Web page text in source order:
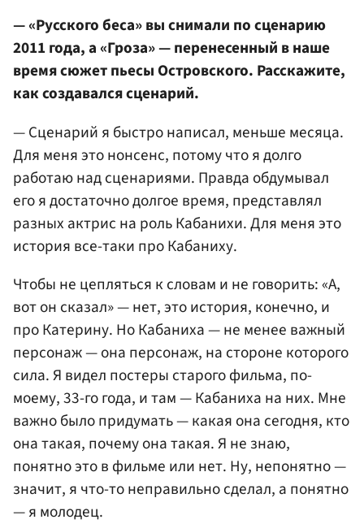
— «Русского беса» вы снимали по сценарию
2011 года, а «Гроза» — перенесенный в наше
время сюжет пьесы Островского. Расскажите,
как создавался сценарий.
— Сценарий я быстро написал, меньше месяца.
Для меня это нонсенс, потому что я долго
работаю над сценариями. Правда обдумывал
его я достаточно долгое время, представлял
разных актрис на роль Кабанихи. Для меня это
история все-таки про Кабаниху.
Чтобы не цепляться к словам и не говорить: «А,
вот он сказал» — нет, это история, конечно, и
про Катерину. Но Кабаниха — не менее важный
персонаж — она персонаж, на стороне которого
сила. Я видел постеры старого фильма, по-
моему, 33-го года, и там — Кабаниха на них. Мне
важно было придумать — какая она сегодня, кто
она такая, почему она такая. Я не знаю,
понятно это в фильме или нет. Ну, непонятно —
значит, я что-то неправильно сделал, а понятно
— я молодец.